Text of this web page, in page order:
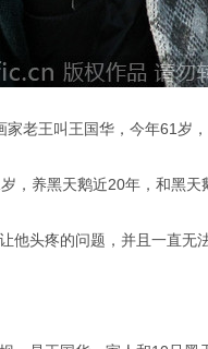
老王叫王国华，今年61岁
，养黑天鹅近20年，和黑天
他头疼的问题，并且一直无